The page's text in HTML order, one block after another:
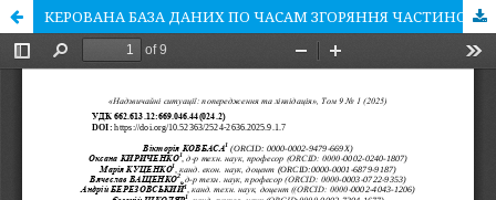
КЕРОВАНА БАЗА ДАНИХ ПО ЧАСАМ ЗГОРЯННЯ ЧАСТИНОК МЕТАЛЕВИХ ПАЛЬНИХ В ПРОДУКТАХ ТЕРМІЧНОГО РОЗКЛАДАННЯ ПІРОТЕХНІЧНИХ МЕТАЛІЗОВАНИХ СУМІШЕЙ НА ОСНОВІ ФТОРОПЛАСТІВ